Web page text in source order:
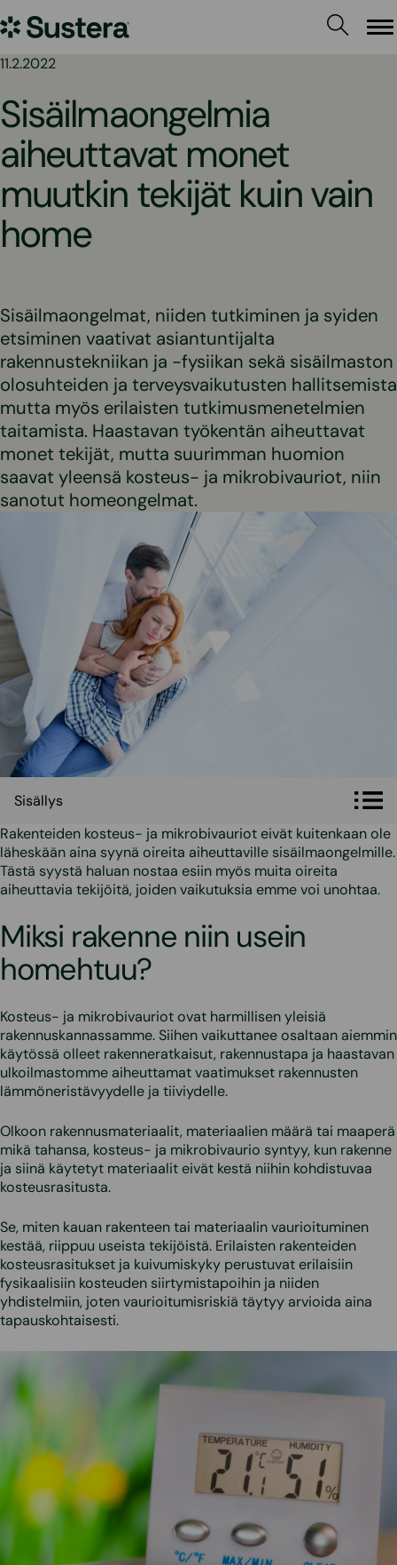
sisältöön
Sustera
11.2.2022
Sisäilmaongelmia
aiheuttavat monet
muutkin tekijät kuin vain
home
Sisäilmaongelmat, niiden tutkiminen ja syiden
etsiminen vaativat asiantuntijalta
rakennustekniikan ja -fysiikan sekä sisäilmaston
olosuhteiden ja terveysvaikutusten hallitsemista
mutta myös erilaisten tutkimusmenetelmien
taitamista. Haastavan työkentän aiheuttavat
monet tekijät, mutta suurimman huomion
saavat yleensä kosteus- ja mikrobivauriot, niin
sanotut homeongelmat.
Sisällys
Rakenteiden kosteus- ja mikrobivauriot eivät kuitenkaan ole
läheskään aina syynä oireita aiheuttaville sisäilmaongelmille.
Tästä syystä haluan nostaa esiin myös muita oireita
aiheuttavia tekijöitä, joiden vaikutuksia emme voi unohtaa.
Miksi rakenne niin usein
homehtuu?
Kosteus- ja mikrobivauriot ovat harmillisen yleisiä
rakennuskannassamme. Siihen vaikuttanee osaltaan aiemmin
käytössä olleet rakenneratkaisut, rakennustapa ja haastavan
ulkoilmastomme aiheuttamat vaatimukset rakennusten
lämmöneristävyydelle ja tiiviydelle.
Olkoon rakennusmateriaalit, materiaalien määrä tai maaperä
mikä tahansa, kosteus- ja mikrobivaurio syntyy, kun rakenne
ja siinä käytetyt materiaalit eivät kestä niihin kohdistuvaa
kosteusrasitusta.
Se, miten kauan rakenteen tai materiaalin vaurioituminen
kestää, riippuu useista tekijöistä. Erilaisten rakenteiden
kosteusrasitukset ja kuivumiskyky perustuvat erilaisiin
fysikaalisiin kosteuden siirtymistapoihin ja niiden
yhdistelmiin, joten vaurioitumisriskiä täytyy arvioida aina
tapauskohtaisesti.